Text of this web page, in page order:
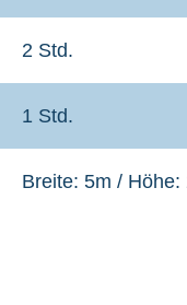
2 Std.
1 Std.
Breite: 5m / Höhe: